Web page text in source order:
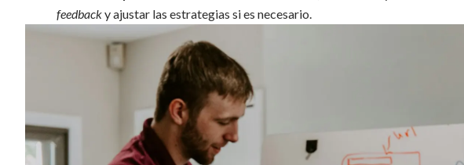
feedbacky ajustar las estrategias si es necesario.